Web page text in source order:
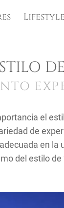
Lifestyle
el
de
en
del estilo